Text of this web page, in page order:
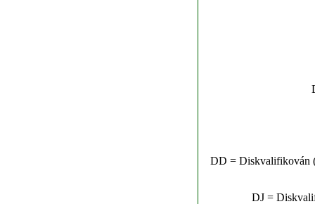
DD = Diskvalifikován
DJ =